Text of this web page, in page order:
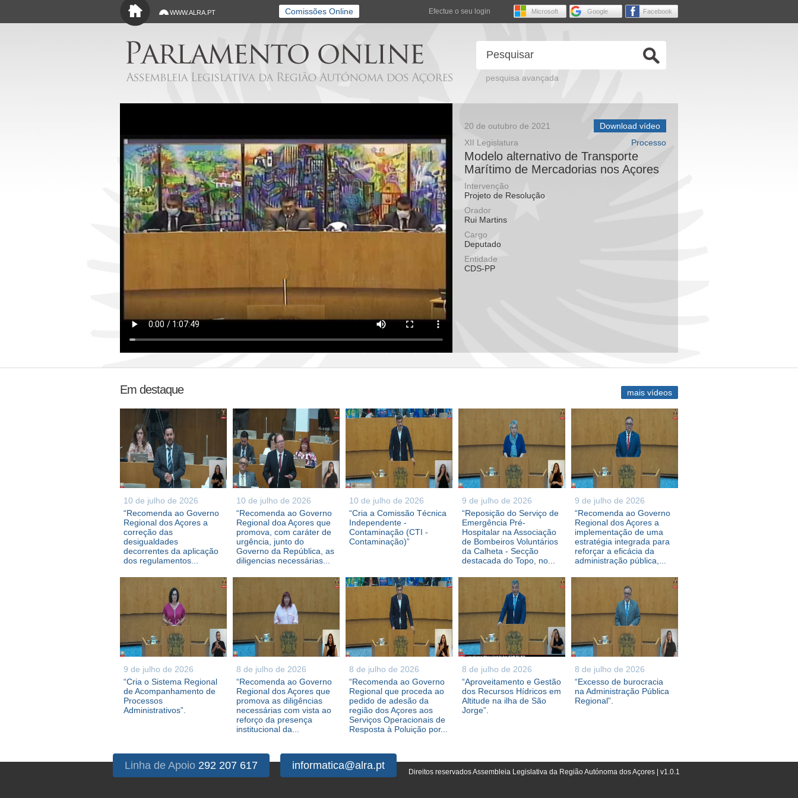
Saltar para o conteúdo principal
WWW.ALRA.PT Comissões Online Efectue o seu login Facebook
Google
Microsoft
pesquisa avançada
20 de outubro de 2021
Download vídeo
Processo
XII Legislatura
Modelo alternativo de Transporte
Marítimo de Mercadorias nos Açores
Intervenção
Projeto de Resolução
Orador
Rui Martins
Cargo
Deputado
Entidade
CDS-PP
Em destaque
10 de julho de 2026
“Recomenda ao Governo
Regional dos Açores a
correção das
desigualdades
decorrentes da aplicação
dos regulamentos...
10 de julho de 2026
“Recomenda ao Governo
Regional doa Açores que
promova, com caráter de
urgência, junto do
Governo da República, as
diligencias necessárias...
10 de julho de 2026
“Cria a Comissão Técnica
Independente -
Contaminação (CTI -
Contaminação)”
9 de julho de 2026
“Reposição do Serviço de
Emergência Pré-
Hospitalar na Associação
de Bombeiros Voluntários
da Calheta - Secção
destacada do Topo, no...
9 de julho de 2026
“Recomenda ao Governo
Regional dos Açores a
implementação de uma
estratégia integrada para
reforçar a eficácia da
administração pública,...
9 de julho de 2026
“Cria o Sistema Regional
de Acompanhamento de
Processos
Administrativos”.
8 de julho de 2026
“Recomenda ao Governo
Regional dos Açores que
promova as diligências
necessárias com vista ao
reforço da presença
institucional da...
8 de julho de 2026
“Recomenda ao Governo
Regional que proceda ao
pedido de adesão da
região dos Açores aos
Serviços Operacionais de
Resposta à Poluição por...
8 de julho de 2026
“Aproveitamento e Gestão
dos Recursos Hídricos em
Altitude na ilha de São
Jorge”.
8 de julho de 2026
“Excesso de burocracia
na Administração Pública
Regional”.
mais vídeos
Linha de Apoio 292 207 617 informatica@alra.pt
Direitos reservados Assembleia Legislativa da Região Autónoma dos Açores | v1.0.1